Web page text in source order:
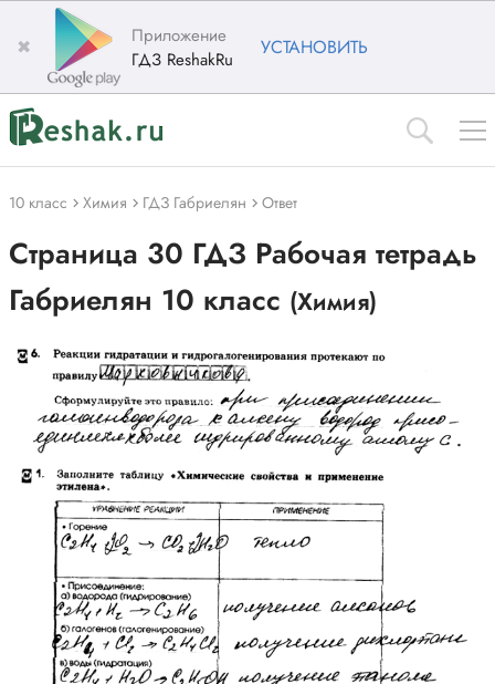
✖
Приложение
ГДЗ ReshakRu
УСТАНОВИТЬ
10 класс Химия ГДЗ Габриелян Ответ
Страница 30 ГДЗ Рабочая тетрадь
Габриелян 10 класс (Химия)